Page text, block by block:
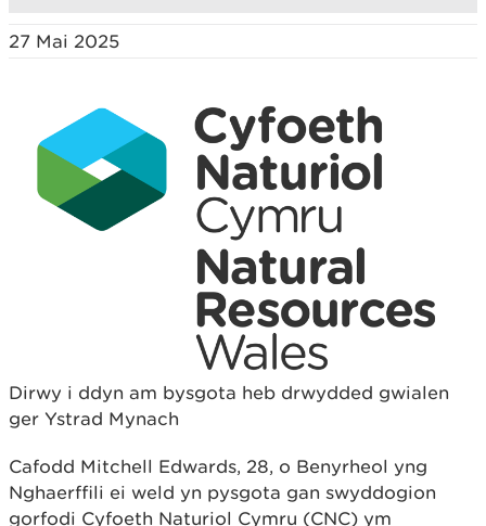
27 Mai 2025
Dirwy i ddyn am bysgota heb drwydded gwialen
ger Ystrad Mynach
Cafodd Mitchell Edwards, 28, o Benyrheol yng
Nghaerffili ei weld yn pysgota gan swyddogion
gorfodi Cyfoeth Naturiol Cymru (CNC) ym